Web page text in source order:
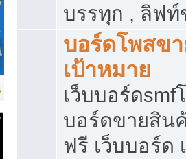
บรรทุก , ลิฟท์
บอร์ดโพสข
เป้าหมาย
เว็บบอร์ดsmf
บอร์ดขายสิน
ฟรี เว็บบอร์ด